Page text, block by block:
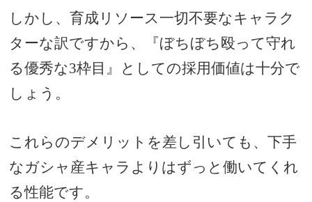
しかし、育成リソース一切不要なキャラク
ターな訳ですから、『ぼちぼち殴って守れ
る優秀な3枠目』としての採用価値は十分で
しょう。
これらのデメリットを差し引いても、下手
なガシャ産キャラよりはずっと働いてくれ
る性能です。